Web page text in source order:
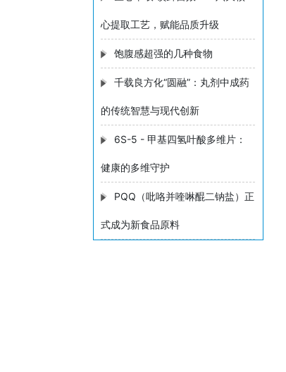
心提取工艺，赋能品质升级
饱腹感超强的几种食物
千载良方化“圆融”：丸剂中成药
的传统智慧与现代创新
6S-5 - 甲基四氢叶酸多维片：
健康的多维守护
PQQ（吡咯并喹啉醌二钠盐）正
式成为新食品原料